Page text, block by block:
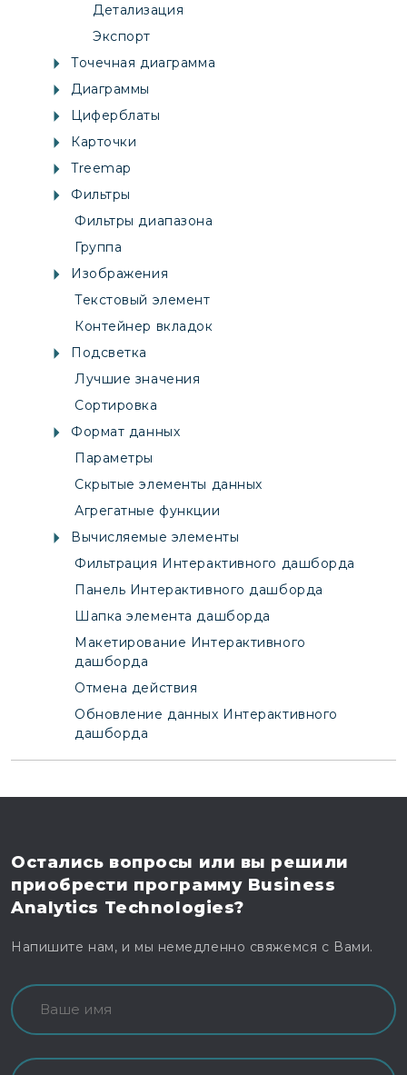
Детализация
Экспорт
Точечная диаграмма
Диаграммы
Циферблаты
Карточки
Treemap
Фильтры
Фильтры диапазона
Группа
Изображения
Текстовый элемент
Контейнер вкладок
Подсветка
Лучшие значения
Сортировка
Формат данных
Параметры
Скрытые элементы данных
Агрегатные функции
Вычисляемые элементы
Фильтрация Интерактивного дашборда
Панель Интерактивного дашборда
Шапка элемента дашборда
Макетирование Интерактивного
дашборда
Отмена действия
Обновление данных Интерактивного
дашборда
Остались вопросы или вы решили
приобрести программу Business
Analytics Technologies?
Напишите нам, и мы немедленно свяжемся с Вами.